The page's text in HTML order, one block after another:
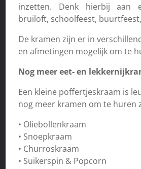
inzetten. Denk hierbij aan
bruiloft, schoolfeest,
De kramen zijn er in
en afmetingen mogelijk om te
Nog meer eet- en
Een kleine poffertjeskraam is
nog meer kramen om te huren
• Oliebollenkraam
• Snoepkraam
• Churroskraam
• Suikerspin & Popcorn